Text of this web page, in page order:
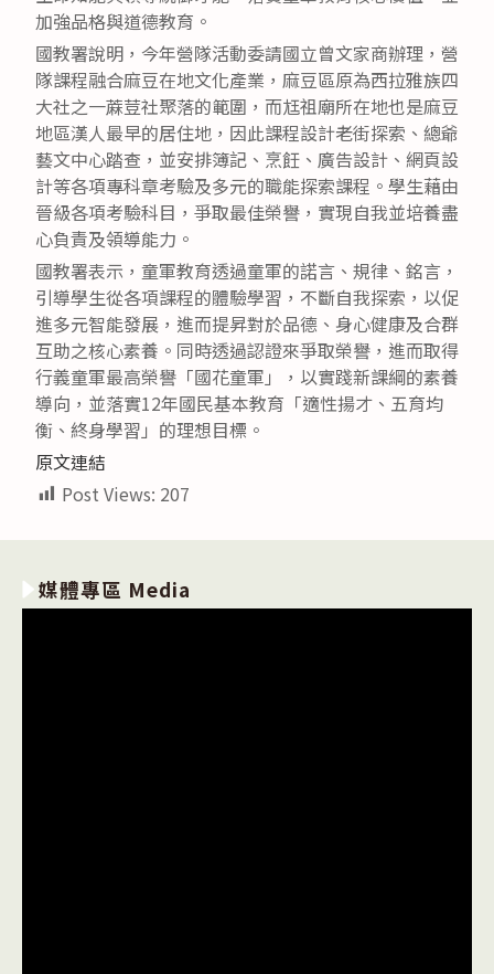
加強品格與道德教育。
國教署說明，今年營隊活動委請國立曾文家商辦理，營
隊課程融合麻豆在地文化產業，麻豆區原為西拉雅族四
大社之一蔴荳社聚落的範圍，而尪祖廟所在地也是麻豆
地區漢人最早的居住地，因此課程設計老街探索、總爺
藝文中心踏查，並安排簿記、烹飪、廣告設計、網頁設
計等各項專科章考驗及多元的職能探索課程。學生藉由
晉級各項考驗科目，爭取最佳榮譽，實現自我並培養盡
心負責及領導能力。
國教署表示，童軍教育透過童軍的諾言、規律、銘言，
引導學生從各項課程的體驗學習，不斷自我探索，以促
進多元智能發展，進而提昇對於品德、身心健康及合群
互助之核心素養。同時透過認證來爭取榮譽，進而取得
行義童軍最高榮譽「國花童軍」，以實踐新課綱的素養
導向，並落實12年國民基本教育「適性揚才、五育均
衡、終身學習」的理想目標。
原文連結
Post Views: 207
媒體專區 Media